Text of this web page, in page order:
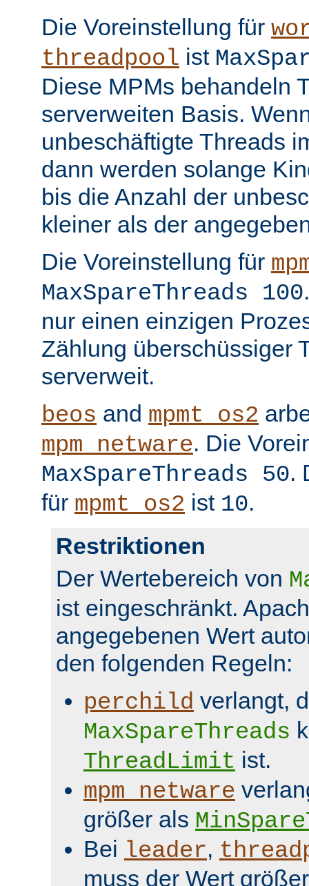
Die Voreinstellung für
threadpool ist
Diese MPMs behandeln
serverweiten Basis.
unbeschäftigte Threads
dann werden solange
bis die Anzahl der
kleiner als der
Die Voreinstellung für
MaxSpareThreads 100
nur einen einzigen
Zählung überschüssiger
serverweit.
beos and mpmt_os2
mpm_netware. Die
MaxSpareThreads 50.
für mpmt_os2 ist 10.
Restriktionen
Der Wertebereich von
ist eingeschränkt.
angegebenen Wert
den folgenden Regeln:
perchild verlangt,
MaxSpareThreads
ThreadLimit ist.
mpm_netware
größer als
Bei leader,
muss der Wert